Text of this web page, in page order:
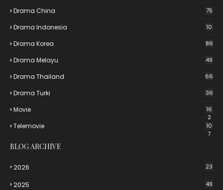
Drama China 75
Drama Indonesia 10
Drama Korea 86
Drama Melayu 49
Drama Thailand 66
Drama Turki 36
Movie
16
2
Telemovie
10
7
BLOG ARCHIVE
2026 23
2025 49